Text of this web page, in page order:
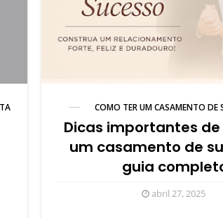
COMO TER UM CASAMENTO DE
Dicas importantes
um casamento de
guia
abril 27, 2025